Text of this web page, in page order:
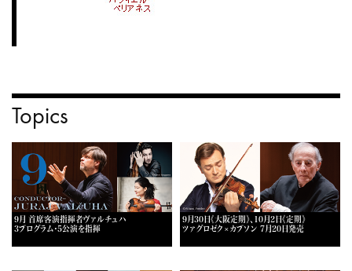
Topics
9月 首席客演指揮者ヴァルチュハ
3プログラム・5公演を指揮
9月30日《大阪定期》、10月2日《定期》
ツァグロゼク×カプソン 7月20日発売